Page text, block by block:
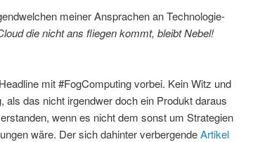
meiner Ansprachen an Technologie-
die nicht ans fliegen kommt, bleibt Nebel!
mit #FogComputing vorbei. Kein Witz und
das nicht irgendwer doch ein Produkt daraus
wenn es nicht dem sonst um Strategien
wäre. Der sich dahinter verbergendeArtikel